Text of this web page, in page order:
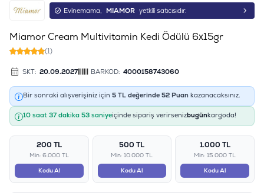
Evinemama, MIAMOR yetkili satıcısıdır.
Miamor Cream Multivitamin Kedi Ödülü 6x15gr
(1)
SKT: 20.09.2027 BARKOD: 4000158743060
Bir sonraki alışverişiniz için 5 TL değerinde 52 Puan kazanacaksınız.
10 saat 37 dakika 52 saniyeiçinde sipariş verirsenizbugünkargoda!
200 TL
Min: 6.000 TL
Kodu Al
500 TL
Min: 10.000 TL
Kodu Al
1.000 TL
Min: 15.000 TL
Kodu Al